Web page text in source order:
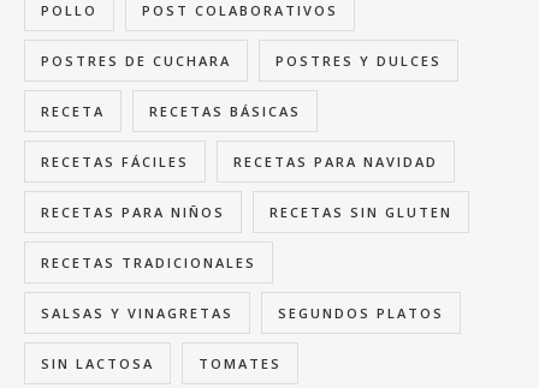
POLLO POST COLABORATIVOS
POSTRES DE CUCHARA POSTRES Y DULCES
RECETA RECETAS BÁSICAS
RECETAS FÁCILES RECETAS PARA NAVIDAD
RECETAS PARA NIÑOS RECETAS SIN GLUTEN
RECETAS TRADICIONALES
SALSAS Y VINAGRETAS SEGUNDOS PLATOS
SIN LACTOSA TOMATES